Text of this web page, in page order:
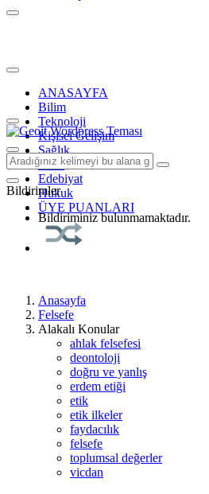
ANASAYFA
Bilim
Teknoloji
Kişisel Gelişim
Sağlık
Tarih
Edebiyat
Hukuk
ÜYE PUANLARI
Bildirimler
Bildiriminiz bulunmamaktadır.
Anasayfa
Felsefe
Alakalı Konular
ahlak felsefesi
deontoloji
doğru ve yanlış
erdem etiği
etik
etik ilkeler
faydacılık
felsefe
toplumsal değerler
vicdan